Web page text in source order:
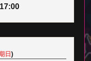
日 )